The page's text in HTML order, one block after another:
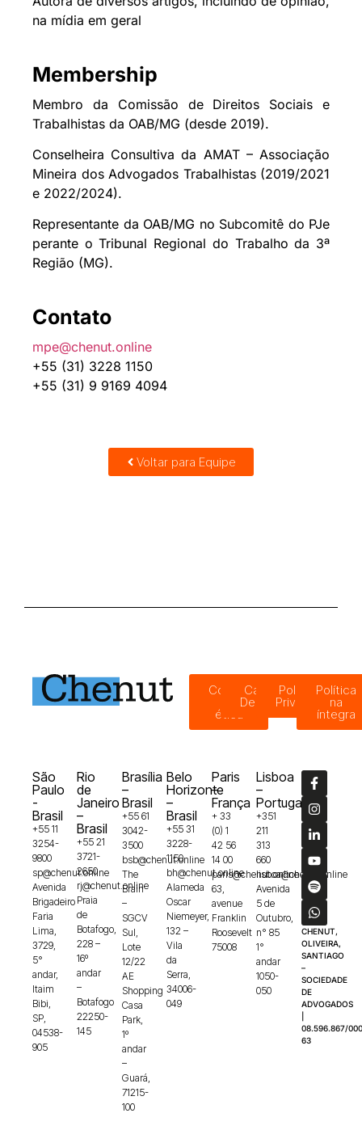
na mídia em geral
Membership
Membro da Comissão de Direitos Sociais e
Trabalhistas da OAB/MG (desde 2019).
Conselheira Consultiva da AMAT – Associação
Mineira dos Advogados Trabalhistas (2019/2021
e 2022/2024).
Representante da OAB/MG no Subcomitê do PJe
perante o Tribunal Regional do Trabalho da 3ª
Região (MG).
Contato
mpe@chenut.online
+55 (31) 3228 1150
+55 (31) 9 9169 4094
Voltar para Equipe
Código
ética
Canal de
Denúncias
Política de
Privacidade
Política
na
íntegra
São
Paulo
-
Brasil
+55 11
3254-
9800
sp@chenut.online
Avenida
Brigadeiro
Faria
Lima,
3729,
5°
andar,
Itaim
Bibi,
SP,
04538-
905
Rio
de
Janeiro
–
Brasil
+55 21
3721-
2650
rj@chenut.online
Praia
de
Botafogo,
228 –
16º
andar
–
Botafogo
22250-
145
Brasília
–
Brasil
+55 61
3042-
3500
bsb@chenut.online
The
Brain
–
SGCV
Sul,
Lote
12/22
AE
Shopping
Casa
Park,
1º
andar
–
Guará,
71215-
100
Belo
Horizonte
–
Brasil
+55 31
3228-
1150
bh@chenut.online
Alameda
Oscar
Niemeyer,
132 –
Vila
da
Serra,
34006-
049
Paris
–
França
+ 33
(0) 1
42 56
14 00
paris@chenut.online
63,
avenue
Franklin
Roosevelt
75008
Lisboa
–
Portugal
+351
211
313
660
lisboa@chenut.online
Avenida
5 de
Outubro,
n° 85
1°
andar
1050-
050
CHENUT,
OLIVEIRA,
SANTIAGO
–
SOCIEDADE
DE
ADVOGADOS
08.596.867/
63